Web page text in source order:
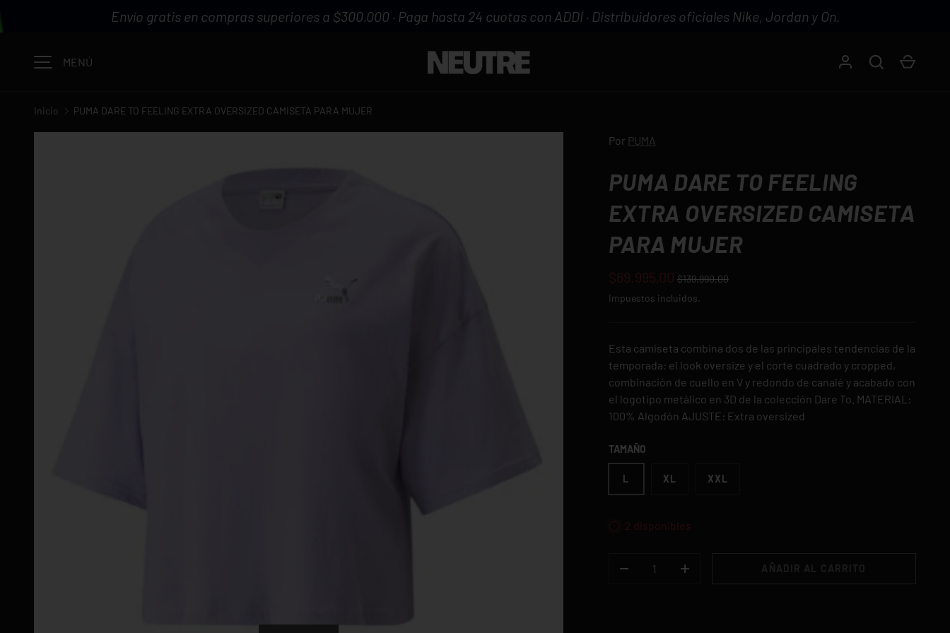
Envío gratis en compras superiores a $300.000 · Paga hasta 24 cuotas con ADDI · Distribuidores oficiales Nike, Jordan y On.
MENÚ Iniciar sesión
Buscar
Inicio PUMA DARE TO FEELING EXTRA OVERSIZED CAMISETA PARA MUJER
Por PUMA
PUMA DARE TO FEELING
EXTRA OVERSIZED CAMISETA
PARA MUJER
$69.995,00 $139.990,00
Impuestos incluidos.
Esta camiseta combina dos de las principales tendencias de la
temporada: el look oversize y el corte cuadrado y cropped,
combinación de cuello en V y redondo de canalé y acabado con
el logotipo metálico en 3D de la colección Dare To. MATERIAL:
100% Algodón AJUSTE: Extra oversized
TAMAÑO
L XL XXL
2 disponibles
+
AÑADIR AL CARRITO